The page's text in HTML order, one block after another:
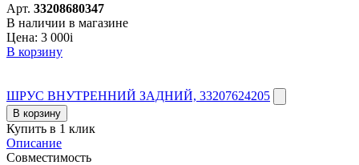
Арт. 33208680347
В наличии в магазине
Цена: 3 000i
В корзину
ШРУС ВНУТРЕННИЙ ЗАДНИЙ, 33207624205
В корзину
Купить в 1 клик
Описание
Совместимость